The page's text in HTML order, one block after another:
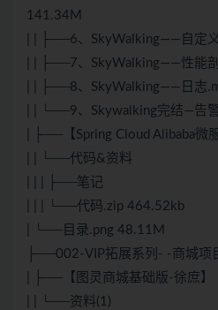
141.34M
| | ├──6、SkyWalking——自定
| | ├──7、SkyWalking——性能
| | ├──8、SkyWalking——日志
| | └──9、Skywalking完结—告
| ├──【Spring Cloud Alibaba微
| | └──代码&资料
| | | ├──笔记
| | | └──代码.zip 464.52kb
| └──目录.png 48.11M
├──002-VIP拓展系列- -商城项
| ├──【图灵商城基础版-徐庶】
| | └──资料(1)